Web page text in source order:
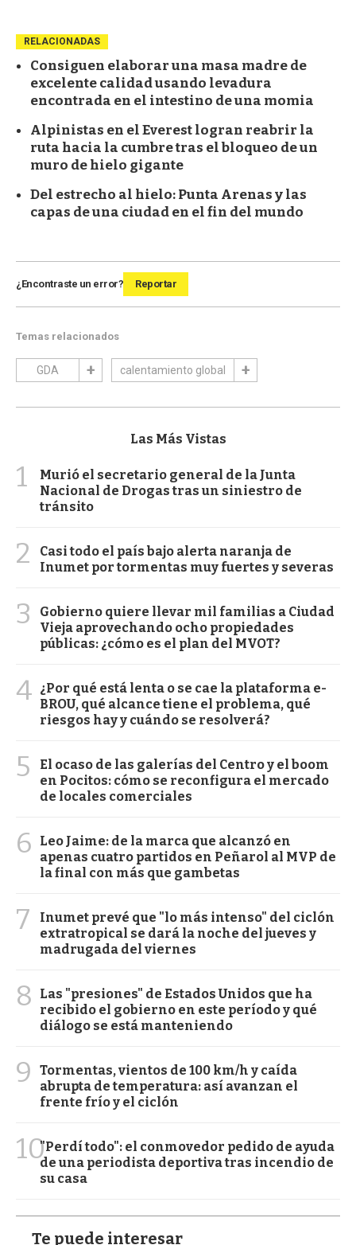
RELACIONADAS
Consiguen elaborar una masa madre de
excelente calidad usando levadura
encontrada en el intestino de una momia
Alpinistas en el Everest logran reabrir la
ruta hacia la cumbre tras el bloqueo de un
muro de hielo gigante
Del estrecho al hielo: Punta Arenas y las
capas de una ciudad en el fin del mundo
¿Encontraste un error? Reportar
Temas relacionados
GDA calentamiento global
Las Más Vistas
1
Murió el secretario general de la Junta
Nacional de Drogas tras un siniestro de
tránsito
2
Casi todo el país bajo alerta naranja de
Inumet por tormentas muy fuertes y severas
3
Gobierno quiere llevar mil familias a Ciudad
Vieja aprovechando ocho propiedades
públicas: ¿cómo es el plan del MVOT?
4 ¿Por qué está lenta o se cae la plataforma e-
BROU, qué alcance tiene el problema, qué
riesgos hay y cuándo se resolverá?
5
El ocaso de las galerías del Centro y el boom
en Pocitos: cómo se reconfigura el mercado
de locales comerciales
6
Leo Jaime: de la marca que alcanzó en
apenas cuatro partidos en Peñarol al MVP de
la final con más que gambetas
7
Inumet prevé que "lo más intenso" del ciclón
extratropical se dará la noche del jueves y
madrugada del viernes
8
Las "presiones" de Estados Unidos que ha
recibido el gobierno en este período y qué
diálogo se está manteniendo
9
Tormentas, vientos de 100 km/h y caída
abrupta de temperatura: así avanzan el
frente frío y el ciclón
10"Perdí todo": el conmovedor pedido de ayuda
de una periodista deportiva tras incendio de
su casa
Te puede interesar